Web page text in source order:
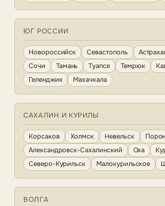
ЮГ РОССИИ
Новороссийск Севастополь
Сочи
Тамань Туапсе Темрюк
Геленджик
Махачкала
САХАЛИН И КУРИЛЫ
Корсаков Холмск Невельск
Александровск-Сахалинский
Оха
Северо-Курильск
Малокурильское
ВОЛГА